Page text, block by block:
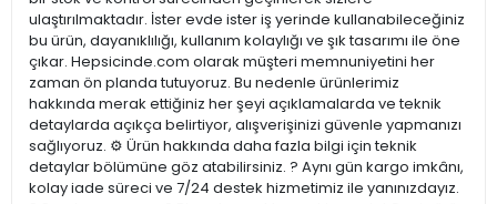
ulaştırılmaktadır. İster evde ister iş yerinde kullanabileceğiniz
bu ürün, dayanıklılığı, kullanım kolaylığı ve şık tasarımı ile öne
çıkar. Hepsicinde.com olarak müşteri memnuniyetini her
zaman ön planda tutuyoruz. Bu nedenle ürünlerimiz
hakkında merak ettiğiniz her şeyi açıklamalarda ve teknik
detaylarda açıkça belirtiyor, alışverişinizi güvenle yapmanızı
sağlıyoruz. ⚙️ Ürün hakkında daha fazla bilgi için teknik
detaylar bölümüne göz atabilirsiniz. ? Aynı gün kargo imkânı,
kolay iade süreci ve 7/24 destek hizmetimiz ile yanınızdayız.